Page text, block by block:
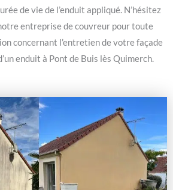
de vie de l’enduit appliqué. N’hésitez
entreprise de couvreur pour toute
concernant l’entretien de votre façade
enduit à Pont de Buis lès Quimerch.